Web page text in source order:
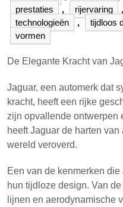
prestaties
, rijervaring ,
technologieën
, tijdloos
vormen
De Elegante Kracht van
Jaguar, een automerk dat
kracht, heeft een rijke
zijn opvallende ontwerpen
heeft Jaguar de harten
wereld veroverd.
Een van de kenmerken
hun tijdloze design. Van
lijnen en aerodynamische